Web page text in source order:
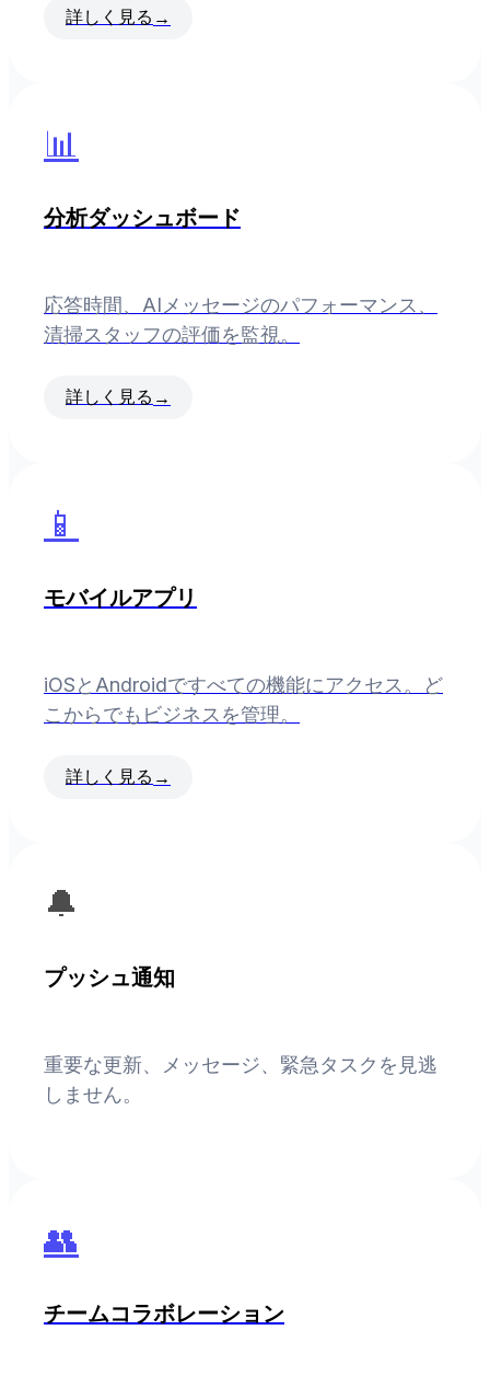
詳しく見る →
📊
分析ダッシュボード
応答時間、AIメッセージのパフォーマンス、
清掃スタッフの評価を監視。
詳しく見る →
📱
モバイルアプリ
iOSとAndroidですべての機能にアクセス。ど
こからでもビジネスを管理。
詳しく見る →
🔔
プッシュ通知
重要な更新、メッセージ、緊急タスクを見逃
しません。
👥
チームコラボレーション